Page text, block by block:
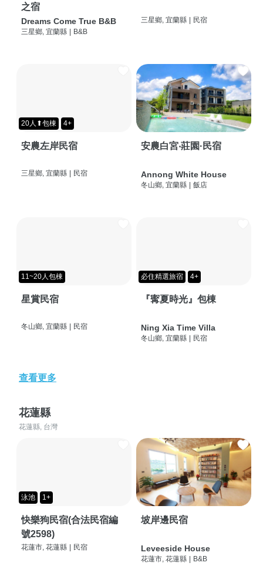
之宿
Dreams Come True B&B
三星鄉, 宜蘭縣 | B&B
三星鄉, 宜蘭縣 | 民宿
20人⬆包棟 4+
安農左岸民宿
三星鄉, 宜蘭縣 | 民宿
安農白宮‧莊園·民宿
Annong White House
冬山鄉, 宜蘭縣 | 飯店
11~20人包棟
星賞民宿
冬山鄉, 宜蘭縣 民宿
必住精選旅宿 4+
『寗夏時光』包棟
Ning Xia Time Villa
冬山鄉, 宜蘭縣 民宿
查看更多
花蓮縣
花蓮縣, 台灣
泳池 1+
快樂狗民宿(合法民宿編
號2598)
花蓮市, 花蓮縣 民宿
坡岸邊民宿
Leveeside House
花蓮市, 花蓮縣 B&B